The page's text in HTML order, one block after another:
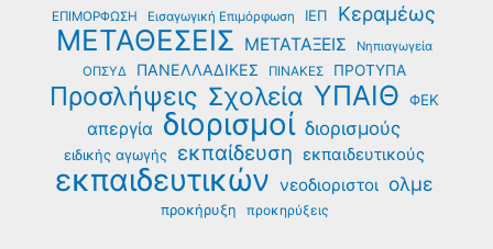
ΕΠΙΜΟΡΦΩΣΗ Εισαγωγική Επιμόρφωση ΙΕΠ Κεραμέως
ΜΕΤΑΘΕΣΕΙΣ ΜΕΤΑΤΑΞΕΙΣ
Νηπιαγωγεία
ΟΠΣΥΔ
ΠΑΝΕΛΛΑΔΙΚΕΣ ΠΙΝΑΚΕΣ ΠΡΟΤΥΠΑ
Προσλήψεις Σχολεία ΥΠΑΙΘ ΦΕΚ
απεργία διορισμοί διορισμούς
ειδικής αγωγής εκπαίδευση εκπαιδευτικούς
εκπαιδευτικών νεοδιοριστοι ολμε
προκήρυξη προκηρύξεις